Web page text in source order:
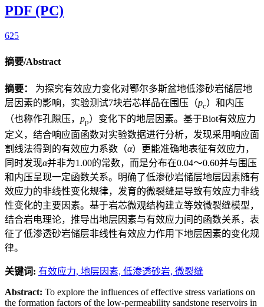
PDF (PC)
625
摘要/Abstract
摘要： 为探究有效应力变化对鄂尔多斯盆地低渗砂岩储层地
层因素的影响，实验测试7块岩芯样品在围压（pc）和内压
（也称作孔隙压， pp）变化下的地层因素。基于Biot有效应力
定义，结合响应面函数对实验数据进行分析，发现采用响应面
割线法得到的有效应力系数（α）更能准确地表征有效应力，
同时发现α并非为1.00的常数，而是分布在0.04～0.60并与围压
和内压呈现一定函数关系。明确了低渗砂岩储层地层因素随有
效应力的非线性变化规律，发育的微裂缝是导致有效应力非线
性变化的主要因素。基于岩芯微观结构建立等效微裂缝模型，
结合岩电理论，推导出地层因素与有效应力间的函数关系，表
征了低渗透砂岩储层非线性有效应力作用下地层因素的变化规
律。
关键词: 有效应力, 地层因素, 低渗透砂岩, 微裂缝
Abstract: To explore the influences of effective stress variations on
the formation factors of the low-permeability sandstone reservoirs in